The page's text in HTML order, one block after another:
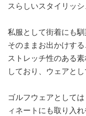
スらしいスタイリッシ
私服として街着にも
そのままお出かけする
ストレッチ性のある
しており、ウェアと
ゴルフウェアとして
ィネートにも取り入